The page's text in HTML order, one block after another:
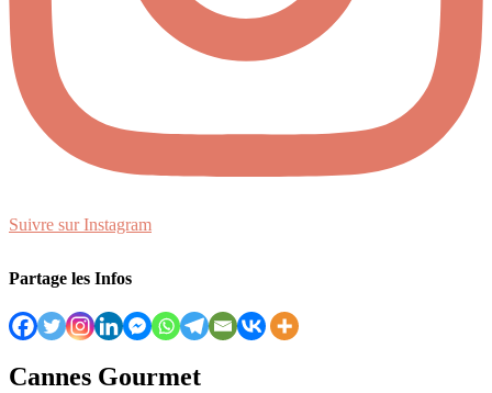
Suivre sur Instagram
Partage les Infos
Cannes Gourmet